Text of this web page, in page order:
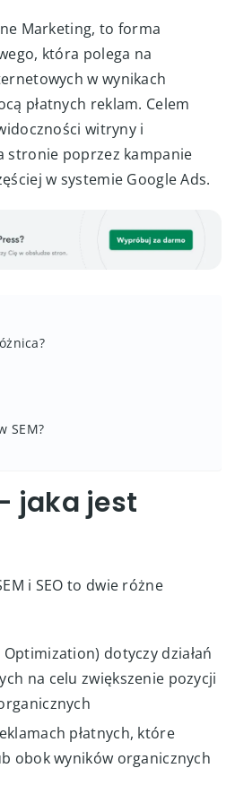
Marketing, to forma
która polega na
w wynikach
płatnych reklam. Celem
witryny i
stronie poprzez kampanie
w systemie Google Ads.
SEM?
jaka jest
i SEO to dwie różne
dotyczy działań
na celu zwiększenie pozycji
płatnych, które
obok wyników organicznych